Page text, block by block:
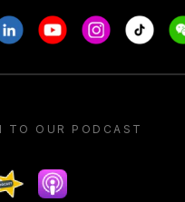
YoutubeInstagram
Tiktok
TO OUR PODCAST
Apple podcast